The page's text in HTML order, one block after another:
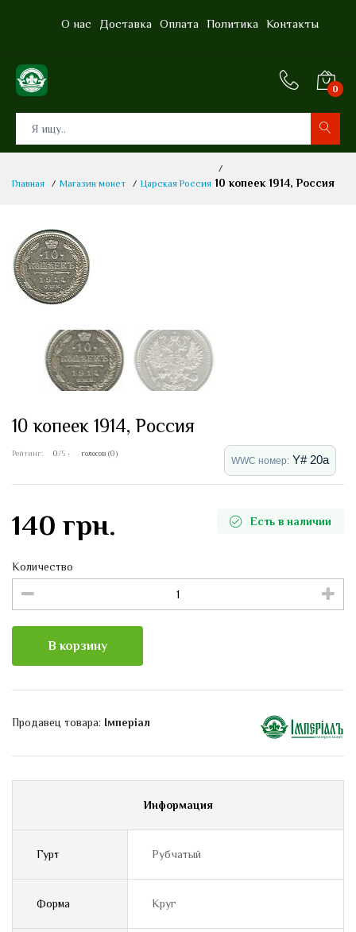
О нас Доставка Оплата Политика Контакты
0
0
Главная Магазин монет Царская Россия 10 копеек 1914, Россия
10 копеек 1914, Россия
Рейтинг: 0/5 - голосов (0)
WWC номер: Y# 20a
140 грн. Есть в наличии
Количество
В корзину
Продавец товара: Імперіал
Информация
Гурт Рубчатый
Форма Круг